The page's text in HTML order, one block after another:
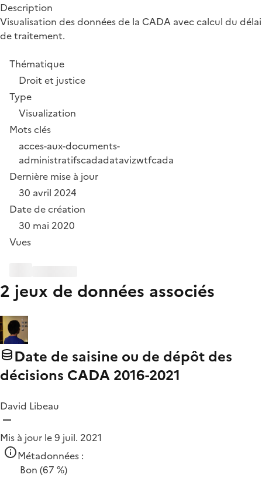
Description
Visualisation des données de la CADA avec calcul du délai
de traitement.
Thématique
Droit et justice
Type
Visualization
Mots clés
acces-aux-documents-
administratifscadadatavizwtfcada
Dernière mise à jour
30 avril 2024
Date de création
30 mai 2020
Vues
2 jeux de données associés
Date de saisine ou de dépôt des
décisions CADA 2016-2021
David Libeau
Mis à jour le 9 juil. 2021
Métadonnées :
Bon (67 %)